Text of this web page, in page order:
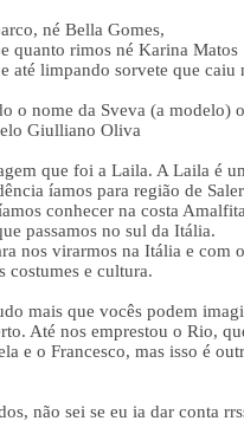
né Bella Gomes,
quanto rimos né Karina Matos
limpando sorvete que caiu
o nome da Sveva (a modelo)
Giulliano Oliva
que foi a Laila. A Laila é
íamos para região de
conhecer na costa
passamos no sul da Itália.
nos virarmos na Itália e com
costumes e cultura.
mais que vocês podem
Até nos emprestou o Rio,
e o Francesco, mas isso é
não sei se eu ia dar conta